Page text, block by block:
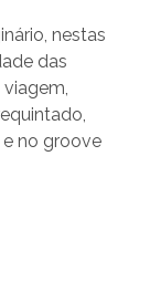
nestas
das
no groove